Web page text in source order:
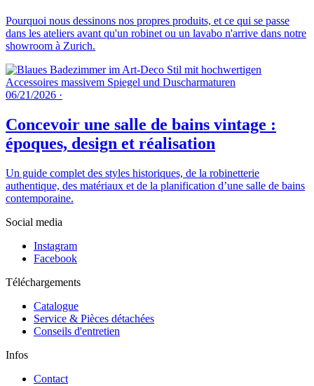
Pourquoi nous dessinons nos propres produits, et ce qui se passe
dans les ateliers avant qu'un robinet ou un lavabo n'arrive dans notre
showroom à Zurich.
06/21/2026 ·
Concevoir une salle de bains vintage :
époques, design et réalisation
Un guide complet des styles historiques, de la robinetterie
authentique, des matériaux et de la planification d’une salle de bains
contemporaine.
Social media
Instagram
Facebook
Téléchargements
Catalogue
Service & Pièces détachées
Conseils d'entretien
Infos
Contact